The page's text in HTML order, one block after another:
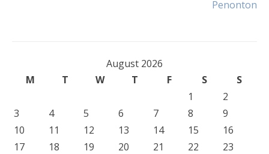
Penonton
August 2026
M
T W T F S
S
1
2
3
4 5 6 7 8
9
10
11 12 13 14 15
16
17
18 19 20 21 22
23